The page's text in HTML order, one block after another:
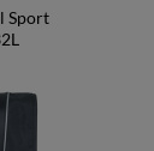
Sport